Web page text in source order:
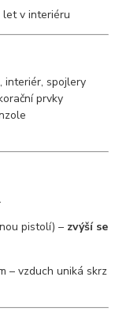
let v interiéru
interiér, spojlery
prvky
pistolí) – zvýší se
– vzduch uniká skrz